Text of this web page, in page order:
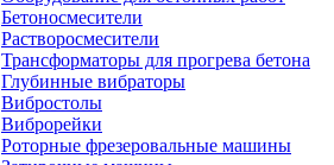
Бетоносмесители
Растворосмесители
Трансформаторы для прогрева бетона
Глубинные вибраторы
Вибростолы
Виброрейки
Роторные фрезеровальные машины